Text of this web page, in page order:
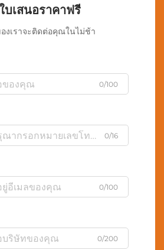
บเสนอราคาฟรี
งเราจะติดต่อคุณในไม่ช้า
0/100
0/16
0/100
0/200